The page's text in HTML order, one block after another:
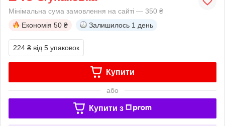
Мінімальна сума замовлення на сайті — 350 ₴
Економія 50 ₴ Залишилось 1 день
224 ₴ від 5 упаковок
Купити
або
Купити з